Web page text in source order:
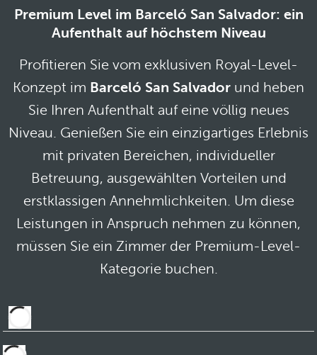
Premium Level im Barceló San Salvador: ein
Aufenthalt auf höchstem Niveau
Profitieren Sie vom exklusiven Royal-Level-
Konzept im Barceló San Salvador und heben
Sie Ihren Aufenthalt auf eine völlig neues
Niveau. Genießen Sie ein einzigartiges Erlebnis
mit privaten Bereichen, individueller
Betreuung, ausgewählten Vorteilen und
erstklassigen Annehmlichkeiten. Um diese
Leistungen in Anspruch nehmen zu können,
müssen Sie ein Zimmer der Premium-Level-
Kategorie buchen.